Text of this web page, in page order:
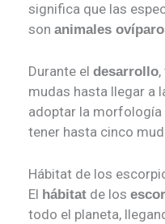
significa que las
son animales
Durante el desarrollo
mudas hasta llegar a
adoptar la morfología
tener hasta cinco
Hábitat de los
El hábitat de los
todo el planeta,